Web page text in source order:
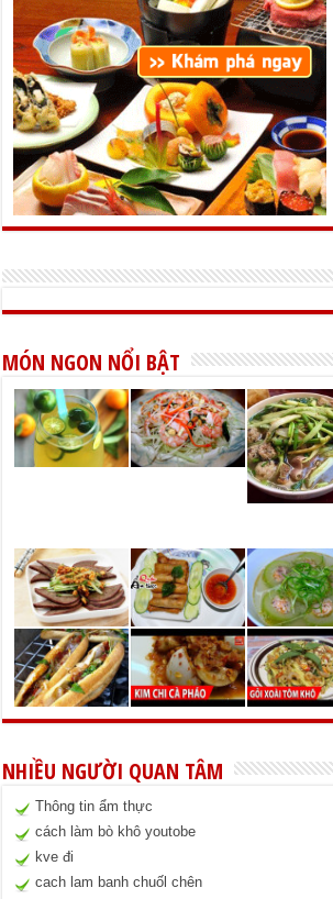
MÓN NGON NỔI BẬT
NHIỀU NGƯỜI QUAN TÂM
Thông tin ẩm thực
cách làm bò khô youtobe
kve đi
cach lam banh chuốl chên